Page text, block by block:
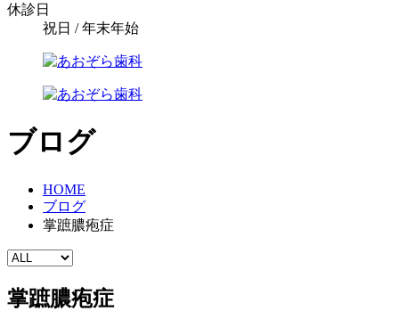
休診日
祝日 / 年末年始
ブログ
HOME
ブログ
掌蹠膿疱症
掌蹠膿疱症